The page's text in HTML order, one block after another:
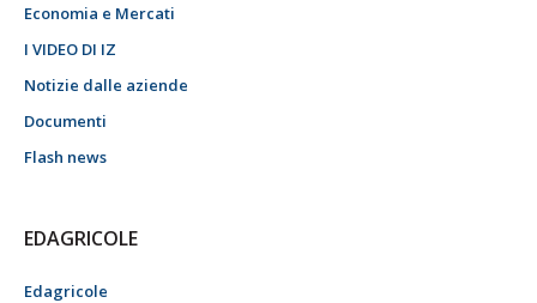
Economia e Mercati
I VIDEO DI IZ
Notizie dalle aziende
Documenti
Flash news
EDAGRICOLE
Edagricole